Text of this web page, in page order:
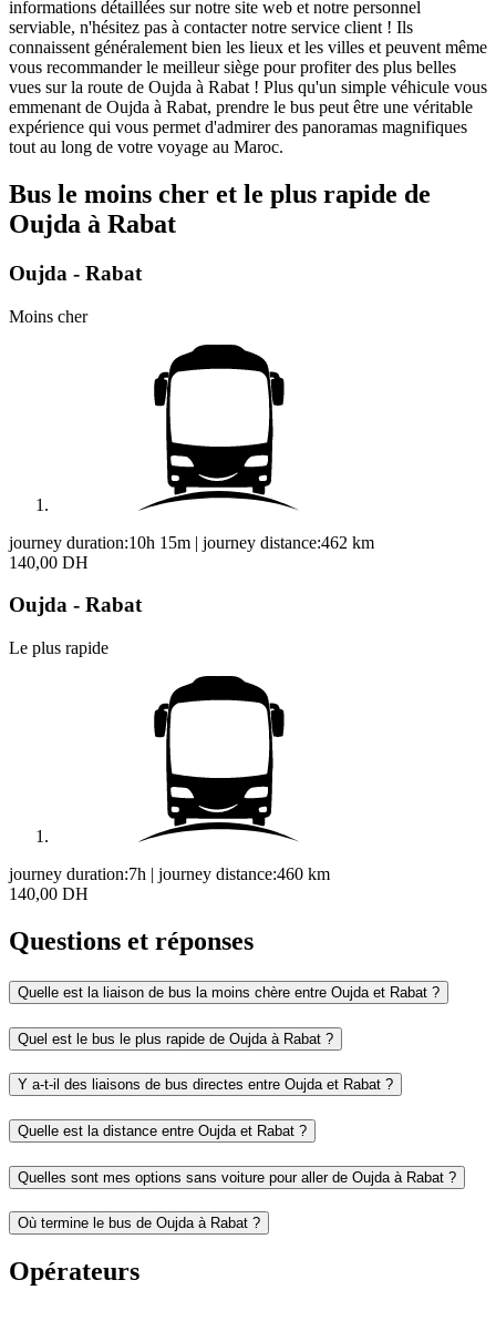
informations détaillées sur notre site web et notre personnel
serviable, n'hésitez pas à contacter notre service client ! Ils
connaissent généralement bien les lieux et les villes et peuvent même
vous recommander le meilleur siège pour profiter des plus belles
vues sur la route de Oujda à Rabat ! Plus qu'un simple véhicule vous
emmenant de Oujda à Rabat, prendre le bus peut être une véritable
expérience qui vous permet d'admirer des panoramas magnifiques
tout au long de votre voyage au Maroc.
Bus le moins cher et le plus rapide de
Oujda à Rabat
Oujda - Rabat
Moins cher
journey duration:10h 15m | journey distance:462 km
140,00 DH
Oujda - Rabat
Le plus rapide
journey duration:7h | journey distance:460 km
140,00 DH
Questions et réponses
Quelle est la liaison de bus la moins chère entre Oujda et Rabat ?
Quel est le bus le plus rapide de Oujda à Rabat ?
Y a-t-il des liaisons de bus directes entre Oujda et Rabat ?
Quelle est la distance entre Oujda et Rabat ?
Quelles sont mes options sans voiture pour aller de Oujda à Rabat ?
Où termine le bus de Oujda à Rabat ?
Opérateurs